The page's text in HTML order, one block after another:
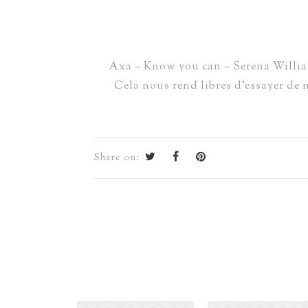
Axa – Know you can – Serena
Cela nous rend libres d’essayer
Share on: